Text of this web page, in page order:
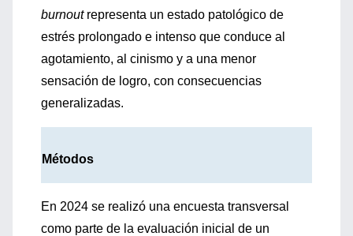
burnout representa un estado patológico de
estrés prolongado e intenso que conduce al
agotamiento, al cinismo y a una menor
sensación de logro, con consecuencias
generalizadas.
Métodos
En 2024 se realizó una encuesta transversal
como parte de la evaluación inicial de un